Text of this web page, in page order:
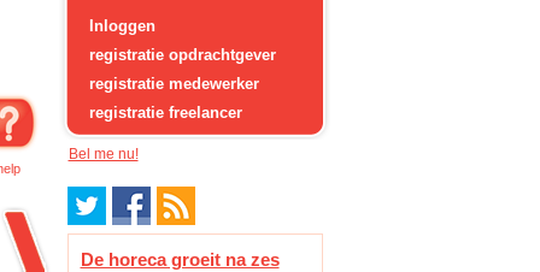
Inloggen
registratie opdrachtgever
registratie medewerker
registratie freelancer
De horeca groeit na zes
Bel me nu!